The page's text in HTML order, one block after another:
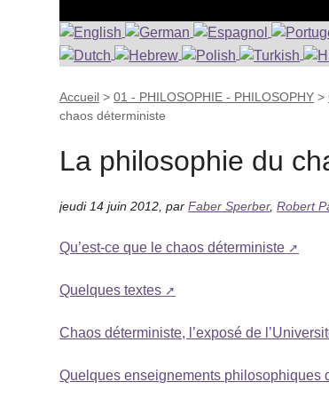
Accueil >01 - PHILOSOPHIE - PHILOSOPHY >
chaos déterministe
La philosophie du
jeudi 14 juin 2012 ,parFaber Sperber,Robert
Qu’est-ce que le chaos déterministe
Quelques textes
Chaos déterministe, l’exposé de
Quelques enseignements philosophiques